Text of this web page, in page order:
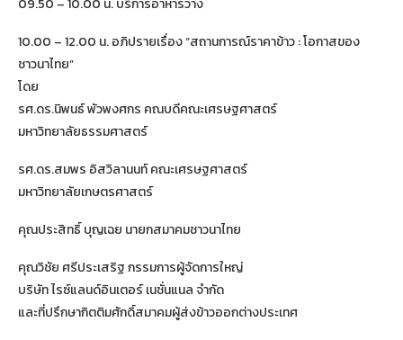
09.50 – 10.00 น. บริการอาหารว่าง
10.00 – 12.00 น. อภิปรายเรื่อง “สถานการณ์ราคาข้าว : โอกาสของ
ชาวนาไทย”
โดย
รศ.ดร.นิพนธ์ พัวพงศกร คณบดีคณะเศรษฐศาสตร์
มหาวิทยาลัยธรรมศาสตร์
รศ.ดร.สมพร อิสวิลานนท์ คณะเศรษฐศาสตร์
มหาวิทยาลัยเกษตรศาสตร์
คุณประสิทธิ์ บุญเฉย นายกสมาคมชาวนาไทย
คุณวิชัย ศรีประเสริฐ กรรมการผู้จัดการใหญ่
บริษัท ไรซ์แลนด์อินเตอร์ เนชั่นแนล จำกัด
และที่ปรึกษากิตติมศักดิ์สมาคมผู้ส่งข้าวออกต่างประเทศ